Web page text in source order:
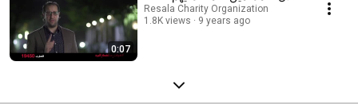
0:07
Resala Charity Organization
1.8K views
9 years ago